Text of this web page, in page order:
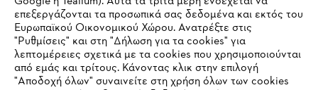
STIHL Συχνές ερωτήσεις
επεξεργάζονται τα προσωπικά σας δεδομένα και εκτός του
Ευρωπαϊκού Οικονομικού Χώρου. Ανατρέξτε στις
"Ρυθμίσεις" και στη "Δήλωση για τα cookies" για
λεπτομέρειες σχετικά με τα cookies που χρησιμοποιούνται
από εμάς και τρίτους. Κάνοντας κλικ στην επιλογή
"Αποδοχή όλων" συναινείτε στη χρήση όλων των cookies